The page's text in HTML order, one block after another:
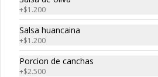
Atun, palta, queso
$5.320$7.600
+$1.200
Salsa huancaina
+$1.200
Porcion de canchas
+$2.500